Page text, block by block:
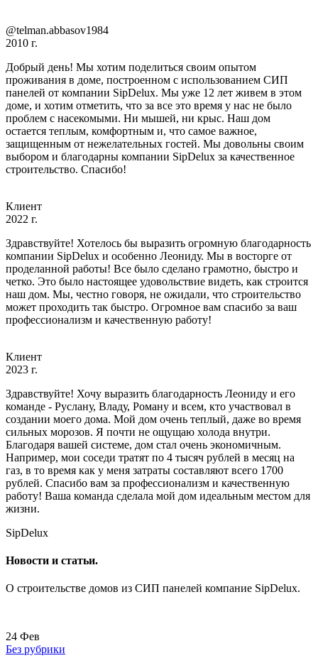
@telman.abbasov1984
2010 г.
Добрый день! Мы хотим поделиться своим опытом
проживания в доме, построенном с использованием СИП
панелей от компании SipDelux. Мы уже 12 лет живем в этом
доме, и хотим отметить, что за все это время у нас не было
проблем с насекомыми. Ни мышей, ни крыс. Наш дом
остается теплым, комфортным и, что самое важное,
защищенным от нежелательных гостей. Мы довольны своим
выбором и благодарны компании SipDelux за качественное
строительство. Спасибо!
Клиент
2022 г.
Здравствуйте! Хотелось бы выразить огромную благодарность
компании SipDelux и особенно Леониду. Мы в восторге от
проделанной работы! Все было сделано грамотно, быстро и
четко. Это было настоящее удовольствие видеть, как строится
наш дом. Мы, честно говоря, не ожидали, что строительство
может проходить так быстро. Огромное вам спасибо за ваш
профессионализм и качественную работу!
Клиент
2023 г.
Здравствуйте! Хочу выразить благодарность Леониду и его
команде - Руслану, Владу, Роману и всем, кто участвовал в
создании моего дома. Мой дом очень теплый, даже во время
сильных морозов. Я почти не ощущаю холода внутри.
Благодаря вашей системе, дом стал очень экономичным.
Например, мои соседи тратят по 4 тысяч рублей в месяц на
газ, в то время как у меня затраты составляют всего 1700
рублей. Спасибо вам за профессионализм и качественную
работу! Ваша команда сделала мой дом идеальным местом для
жизни.
SipDelux
Новости и статьи.
О строительстве домов из СИП панелей компание SipDelux.
24 Фев
Без рубрики